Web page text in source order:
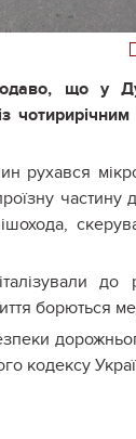
що у
чотирирічним
рухався
їзнучастину
до
борються
кодексу